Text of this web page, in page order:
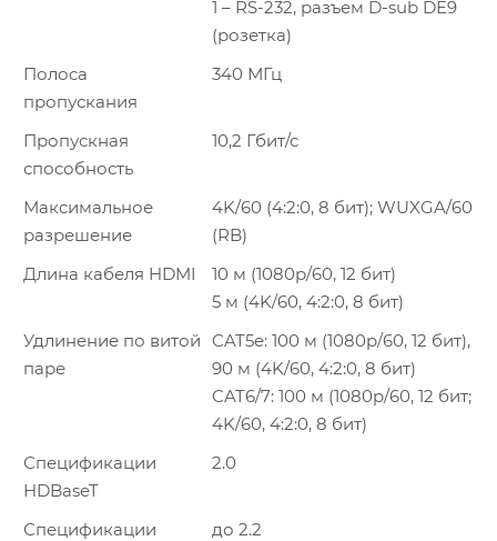
1 – RS-232, разъем D-sub DE9
(розетка)
Полоса
пропускания
340 МГц
Пропускная
способность
10,2 Гбит/с
Максимальное
разрешение
4K/60 (4:2:0, 8 бит); WUXGA/60
(RB)
Длина кабеля HDMI
10 м (1080p/60, 12 бит)
5 м (4K/60, 4:2:0, 8 бит)
Удлинение по витой
паре
CAT5e: 100 м (1080p/60, 12 бит),
90 м (4K/60, 4:2:0, 8 бит)
CAT6/7: 100 м (1080p/60, 12 бит;
4K/60, 4:2:0, 8 бит)
Спецификации
HDBaseT
2.0
Спецификации
до 2.2